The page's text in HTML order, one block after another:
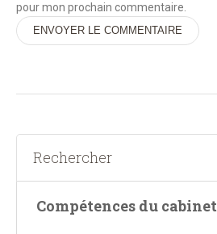
pour mon prochain commentaire.
Compétences du cabinet